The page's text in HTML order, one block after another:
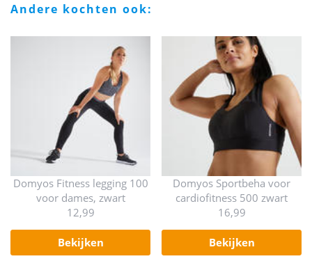
andere kochten ook:
Domyos Fitness legging 100
voor dames, zwart
12,99
bekijken
Domyos Sportbeha voor
cardiofitness 500 zwart
16,99
bekijken